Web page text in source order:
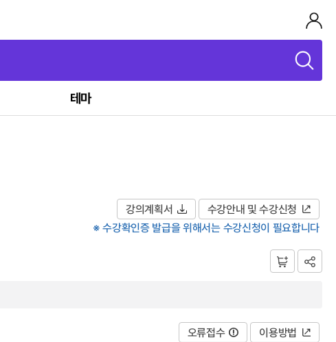
테마
강의계획서
수강안내 및 수강신청
※ 수강확인증 발급을 위해서는 수강신청이 필요합니다
오류접수 이용방법